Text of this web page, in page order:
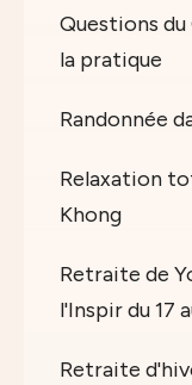
Questions du
la pratique
Randonnée
Relaxation
Khong
Retraite de
l'Inspir du 17
Retraite